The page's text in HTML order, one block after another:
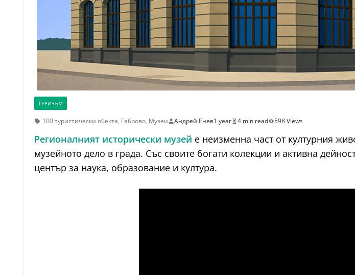
ТУРИЗЪМ
100 туристически обекта, Габрово, Музеи Андрей Енев1 year 4 min read 598 Views
Регионалният исторически музей е неизменна част от културния
музейното дело в града. Със своите богати колекции и активна
център за наука, образование и култура.